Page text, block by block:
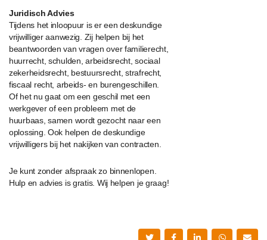
Juridisch Advies
Tijdens het inloopuur is er een deskundige
vrijwilliger aanwezig. Zij helpen bij het
beantwoorden van vragen over familierecht,
huurrecht, schulden, arbeidsrecht, sociaal
zekerheidsrecht, bestuursrecht, strafrecht,
fiscaal recht, arbeids- en burengeschillen.
Of het nu gaat om een geschil met een
werkgever of een probleem met de
huurbaas, samen wordt gezocht naar een
oplossing. Ook helpen de deskundige
vrijwilligers bij het nakijken van contracten.
Je kunt zonder afspraak zo binnenlopen.
Hulp en advies is gratis. Wij helpen je graag!